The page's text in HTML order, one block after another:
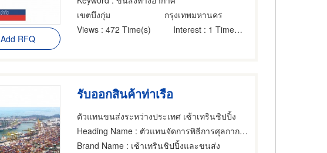
Add RFQ
เขตบึงกุ่ม
กรุงเทพมหานคร
Views : 472 Time(s) Interest : 1 Time(s)
รับออกสินค้าท่าเรือ
ตัวแทนขนส่งระหว่างประเทศ เซ้าเทรินชิปปิ้ง
Heading Name : ตัวแทนจัดการพิธีการศุลกากร,นายหน้าดำเนินการพิธีการศุลกากร,ศุลกากร
Brand Name : เซ้าเทรินชิปปิ้งและขนส่ง